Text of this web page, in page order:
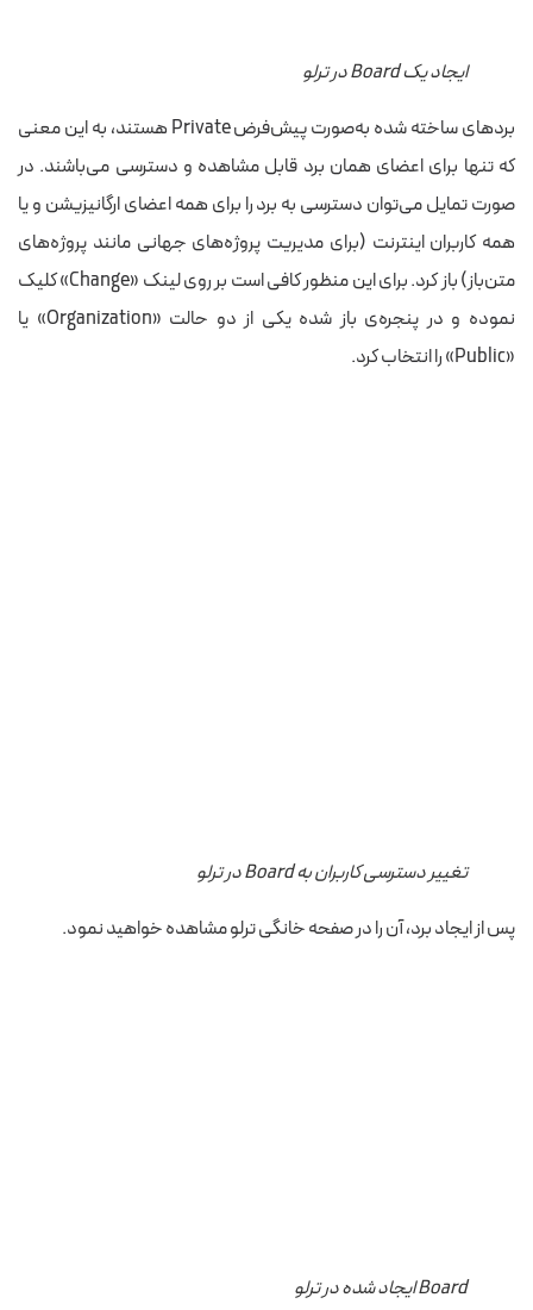
ایجاد یک Board در ترلو
بردهای ساخته شده به‌صورت پیش‌فرض Private هستند، به این معنی
که تنها برای اعضای همان برد قابل مشاهده و دسترسی می‌باشند. در
صورت تمایل می‌توان دسترسی به برد را برای همه اعضای ارگانیزیشن و یا
همه کاربران اینترنت (برای مدیریت پروژه‌های جهانی مانند پروژه‌های
متن‌باز) باز کرد. برای این منظور کافی است بر روی لینک «Change» کلیک
نموده و در پنجره‌ی باز شده یکی از دو حالت «Organization» یا
«Public» را انتخاب کرد.
تغییر دسترسی کاربران به Board در ترلو
پس از ایجاد برد، آن را در صفحه خانگی ترلو مشاهده خواهید نمود.
Board ایجاد شده در ترلو